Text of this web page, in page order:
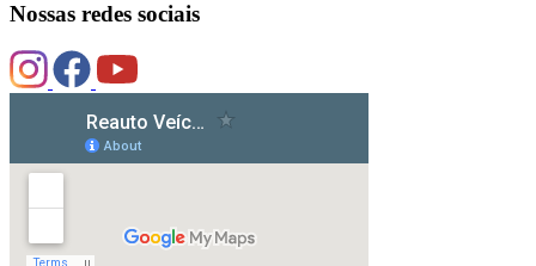
Nossas redes sociais